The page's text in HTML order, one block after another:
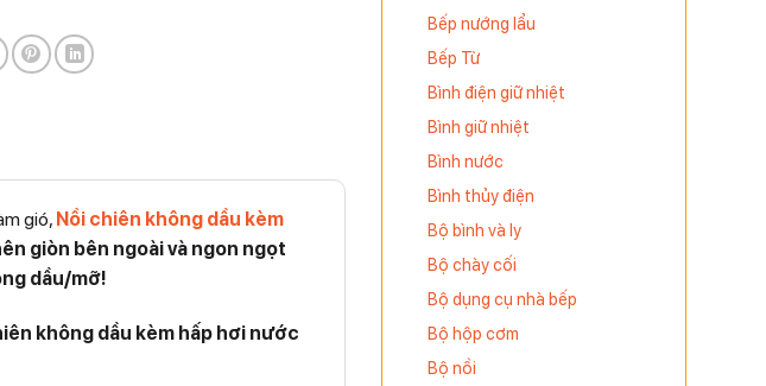
Bếp nướng lẩu
Bếp Từ
Bình điện giữ nhiệt
Bình giữ nhiệt
Bình nước
Bình thủy điện
Bộ bình và ly
Bộ chày cối
Bộ dụng cụ nhà bếp
Bộ hộp cơm
Bộ nồi
gió, Nồi chiên không dầu kèm
giòn bên ngoài và ngon ngọt
dầu/mỡ!
không dầu kèm hấp hơi nước